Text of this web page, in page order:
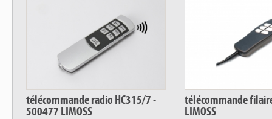
télécommande radio HC315/7 -
500477 LIMOSS
télécommande
LIMOSS